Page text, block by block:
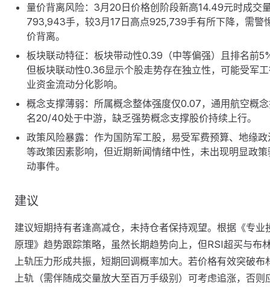
量价背离风险：3月20日价格创阶段新高14.49元时成交
793,943手，较3月17日高点925,739手有所下降，需警
价背离。
板块联动特征：板块带动性0.39（中等偏强）且排名前
但板块联动性0.36显示个股走势存在独立性，可能受军
业资金流动分化影响。
概念支撑薄弱：所属概念整体强度仅0.07，通用航空概
名20/40处于中游，缺乏强势概念支撑股价持续上行。
政策风险暴露：作为国防军工股，易受军费预算、地缘政
等政策因素影响，但近期新闻情绪中性，未出现明显政策
动事件。
建议
建议短期持有者逢高减仓，未持仓者保持观望。根据《专业
原理》趋势跟踪策略，虽然长期趋势向上，但RSI超买与布
上轨压力形成共振，短期回调概率加大。若价格有效突破布
上轨（需伴随成交量放大至百万手级别）可考虑追涨，否则